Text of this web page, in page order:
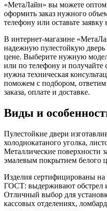
«МетаЛайн» вы можете
оформить заказ нужного
телефону или оставьте заявку
В интернет-магазине
надежную пулестойкую
цене. Выберите нужную
или по телефону и получайте
нужна техническая
поможем с подбором,
заказа, оплате и доставке.
Виды и
Пулестойкие двери
холоднокатаного уголка,
Металлические поверхности
эмалевым покрытием белого
Изделия сертифицированы на
ГОСТ: выдерживают обстрел
Отличный выбор для
кассовых отделениях,